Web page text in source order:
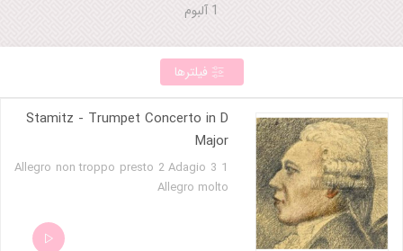
فیلترها
Stamitz - Trumpet Concerto in D
Major
1 Allegro non troppo presto 2 Adagio 3
Allegro molto